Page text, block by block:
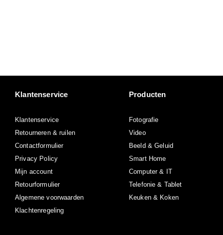
Klantenservice
Klantenservice
Retourneren & ruilen
Contactformulier
Privacy Policy
Mijn account
Retourformulier
Algemene voorwaarden
Klachtenregeling
Producten
Fotografie
Video
Beeld & Geluid
Smart Home
Computer & IT
Telefonie & Tablet
Keuken & Koken